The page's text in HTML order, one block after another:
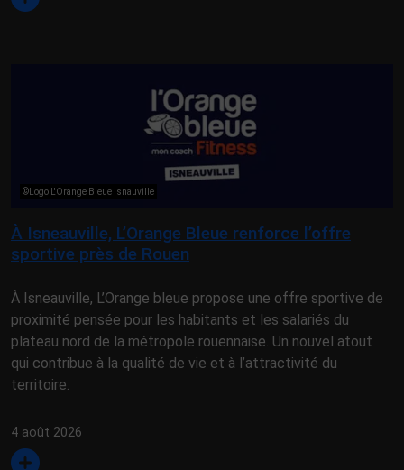
©Logo L'Orange Bleue Isnauville
À Isneauville, L’Orange Bleue renforce l’offre
sportive près de Rouen
À Isneauville, L’Orange bleue propose une offre sportive de
proximité pensée pour les habitants et les salariés du
plateau nord de la métropole rouennaise. Un nouvel atout
qui contribue à la qualité de vie et à l’attractivité du
territoire.
4 août 2026